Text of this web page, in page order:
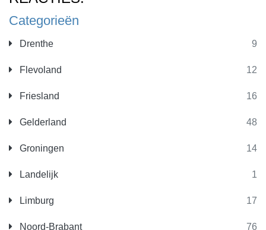
Categorieën
Drenthe 9
Flevoland 12
Friesland 16
Gelderland 48
Groningen 14
Landelijk 1
Limburg 17
Noord-Brabant 76